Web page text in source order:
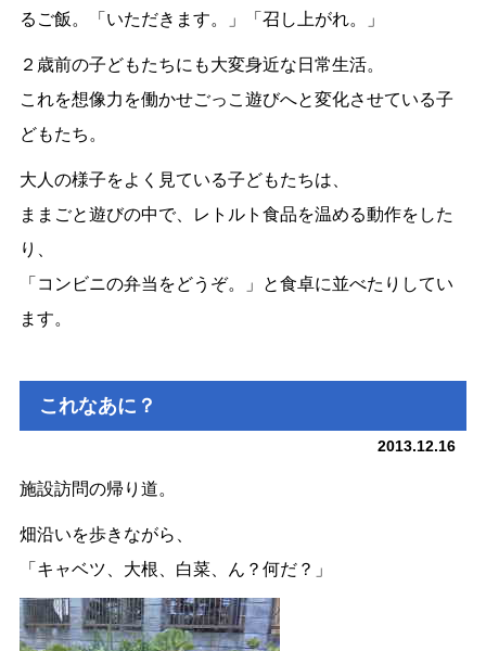
るご飯。「いただきます。」「召し上がれ。」
２歳前の子どもたちにも大変身近な日常生活。
これを想像力を働かせごっこ遊びへと変化させている子
どもたち。
大人の様子をよく見ている子どもたちは、
ままごと遊びの中で、レトルト食品を温める動作をした
り、
「コンビニの弁当をどうぞ。」と食卓に並べたりしてい
ます。
これなあに？
2013.12.16
施設訪問の帰り道。
畑沿いを歩きながら、
「キャベツ、大根、白菜、ん？何だ？」